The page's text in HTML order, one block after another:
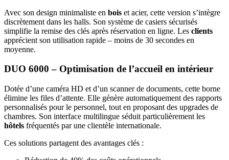
Avec son design minimaliste en bois et acier, cette version s’intègre
discrètement dans les halls. Son système de casiers sécurisés
simplifie la remise des clés après réservation en ligne. Les clients
apprécient son utilisation rapide – moins de 30 secondes en
moyenne.
DUO 6000 – Optimisation de l’accueil en intérieur
Dotée d’une caméra HD et d’un scanner de documents, cette borne
élimine les files d’attente. Elle génère automatiquement des rapports
personnalisés pour le personnel, tout en proposant des upgrades de
chambres. Son interface multilingue séduit particulièrement les
hôtels fréquentés par une clientèle internationale.
Ces solutions partagent des avantages clés :